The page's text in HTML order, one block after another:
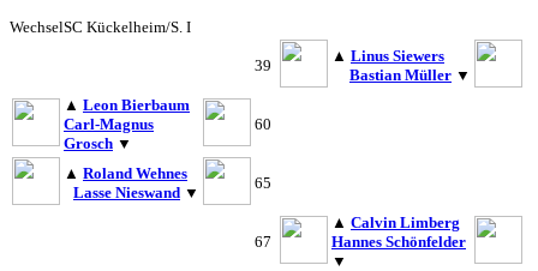
WechselSC Kückelheim/S. I
39
▲ Linus Siewers
Bastian Müller ▼
▲ Leon Bierbaum
Carl-Magnus
Grosch ▼
60
▲ Roland Wehnes
Lasse Nieswand ▼
65
67
▲ Calvin Limberg
Hannes Schönfelder
▼